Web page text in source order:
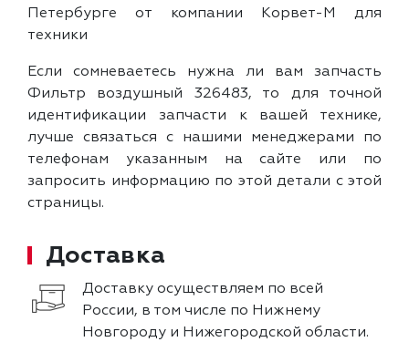
Петербурге от компании Корвет-М для
техники
Если сомневаетесь нужна ли вам запчасть
Фильтр воздушный 326483, то для точной
идентификации запчасти к вашей технике,
лучше связаться с нашими менеджерами по
телефонам указанным на сайте или по
запросить информацию по этой детали с этой
страницы.
Доставка
Доставку осуществляем по всей
России, в том числе по Нижнему
Новгороду и Нижегородской области.